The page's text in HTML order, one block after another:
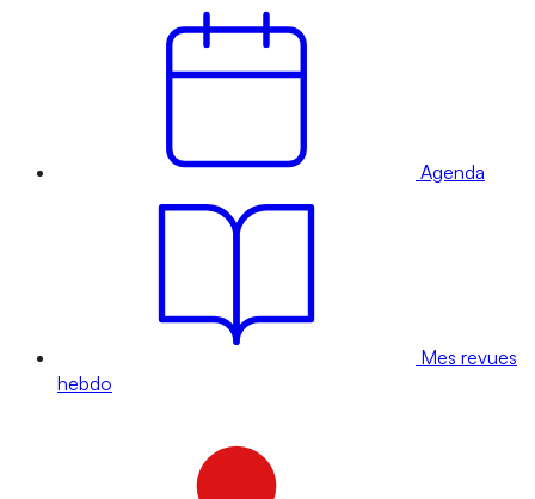
Agenda
Mes revues
hebdo